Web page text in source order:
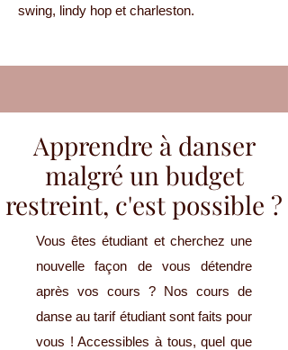
swing, lindy hop et charleston.
Apprendre à danser
malgré un budget
restreint, c'est possible ?
Vous êtes étudiant et cherchez une
nouvelle façon de vous détendre
après vos cours ? Nos cours de
danse au tarif étudiant sont faits pour
vous ! Accessibles à tous, quel que